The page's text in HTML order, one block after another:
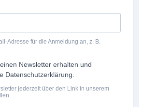
Adresse für die Anmeldung an, z. B.
Newsletter erhalten und
Datenschutzerklärung.
jederzeit über den Link in unserem